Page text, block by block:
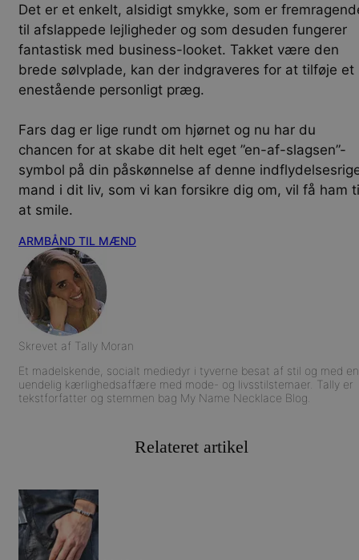
Det er et enkelt, alsidigt smykke, som er
til afslappede lejligheder og som desuden fungerer
fantastisk med business-looket. Takket være den
brede sølvplade, kan der indgraveres for at tilføje et
enestående personligt præg.
Fars dag er lige rundt om hjørnet og nu har du
chancen for at skabe dit helt eget ”en-af-slagsen”-
symbol på din påskønnelse af denne
mand i dit liv, som vi kan forsikre dig om, vil få ham
at smile.
ARMBÅND TIL MÆND
Skrevet af Tally Moran
Et madelskende, socialt mediedyr i tyverne besat af stil og med en
uendelig kærlighedsaffære med mode- og livsstilstemaer. Tally er
tekstforfatter og stemmen bag My Name Necklace Blog.
Relateret artikel